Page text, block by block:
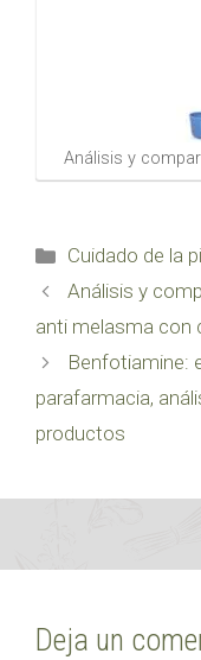
Análisis y
Categorías
Cuidado de la
Análisis y
anti melasma con
Benfotiamine:
parafarmacia,
productos
Deja un